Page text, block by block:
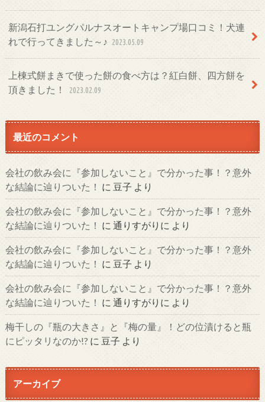
新潟石打ユングパルナスオートキャンプ場口コミ！犬連
れで行ってきました～♪ 2023.05.09
上棟式餅まきで使った餅の食べ方は？紅白餅、四方餅を
頂きました！
2023.02.09
最近のコメント
会社の飲み会に『参加しないこと』で分かった事！？意外
な結論に辿りついた！ に 豆子 より
会社の飲み会に『参加しないこと』で分かった事！？意外
な結論に辿りついた！ に 通りすがりに より
会社の飲み会に『参加しないこと』で分かった事！？意外
な結論に辿りついた！ に 豆子 より
会社の飲み会に『参加しないこと』で分かった事！？意外
な結論に辿りついた！ に 通りすがりに より
梅干しの『瓶の大きさ』と『梅の量』！どの位漬けると瓶
にピッタリなのか!? に 豆子 より
アーカイブ